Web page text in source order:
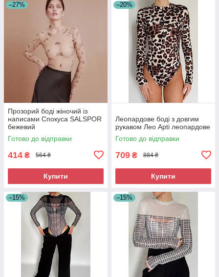
–27%
Прозорий боді жіночий із
написами Спокуса SALSPOR
бежевий
Готово до відправки
414 ₴ 564 ₴
Купити
–20%
Леопардове боді з довгим
рукавом Лео Apti леопардове
Готово до відправки
709 ₴ 884 ₴
Купити
–15% –15%